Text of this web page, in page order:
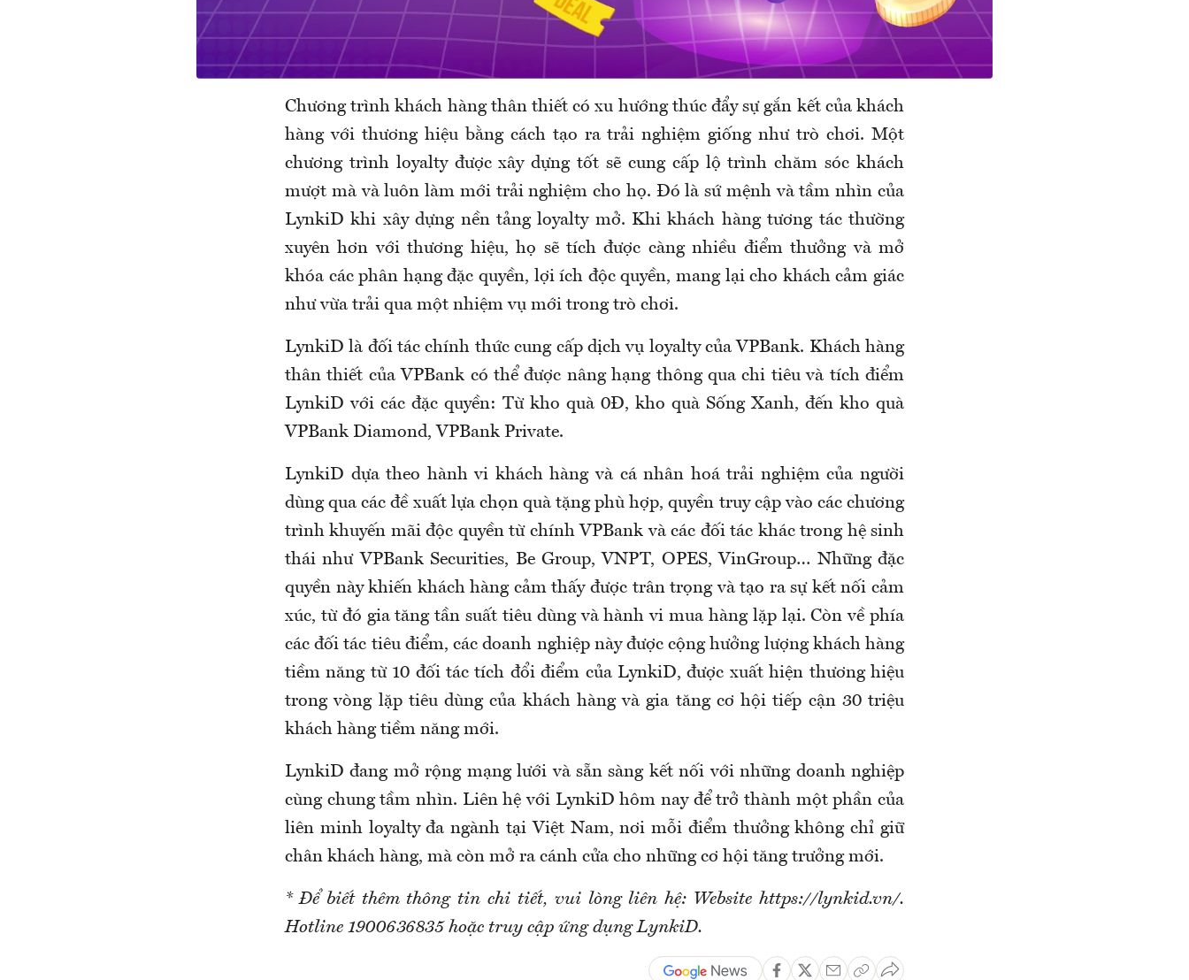
Chương trình khách hàng thân thiết có xu hướng thúc đẩy sự gắn kết của khách
hàng với thương hiệu bằng cách tạo ra trải nghiệm giống như trò chơi. Một
chương trình loyalty được xây dựng tốt sẽ cung cấp lộ trình chăm sóc khách
mượt mà và luôn làm mới trải nghiệm cho họ. Đó là sứ mệnh và tầm nhìn của
LynkiD khi xây dựng nền tảng loyalty mở. Khi khách hàng tương tác thường
xuyên hơn với thương hiệu, họ sẽ tích được càng nhiều điểm thưởng và mở
khóa các phân hạng đặc quyền, lợi ích độc quyền, mang lại cho khách cảm giác
như vừa trải qua một nhiệm vụ mới trong trò chơi.
LynkiD là đối tác chính thức cung cấp dịch vụ loyalty của VPBank. Khách hàng
thân thiết của VPBank có thể được nâng hạng thông qua chi tiêu và tích điểm
LynkiD với các đặc quyền: Từ kho quà 0Đ, kho quà Sống Xanh, đến kho quà
VPBank Diamond, VPBank Private.
LynkiD dựa theo hành vi khách hàng và cá nhân hoá trải nghiệm của người
dùng qua các đề xuất lựa chọn quà tặng phù hợp, quyền truy cập vào các chương
trình khuyến mãi độc quyền từ chính VPBank và các đối tác khác trong hệ sinh
thái như VPBank Securities, Be Group, VNPT, OPES, VinGroup… Những đặc
quyền này khiến khách hàng cảm thấy được trân trọng và tạo ra sự kết nối cảm
xúc, từ đó gia tăng tần suất tiêu dùng và hành vi mua hàng lặp lại. Còn về phía
các đối tác tiêu điểm, các doanh nghiệp này được cộng hưởng lượng khách hàng
tiềm năng từ 10 đối tác tích đổi điểm của LynkiD, được xuất hiện thương hiệu
trong vòng lặp tiêu dùng của khách hàng và gia tăng cơ hội tiếp cận 30 triệu
khách hàng tiềm năng mới.
LynkiD đang mở rộng mạng lưới và sẵn sàng kết nối với những doanh nghiệp
cùng chung tầm nhìn. Liên hệ với LynkiD hôm nay để trở thành một phần của
liên minh loyalty đa ngành tại Việt Nam, nơi mỗi điểm thưởng không chỉ giữ
chân khách hàng, mà còn mở ra cánh cửa cho những cơ hội tăng trưởng mới.
* Để biết thêm thông tin chi tiết, vui lòng liên hệ: Website https://lynkid.vn/.
Hotline 1900636835 hoặc truy cập ứng dụng LynkiD.